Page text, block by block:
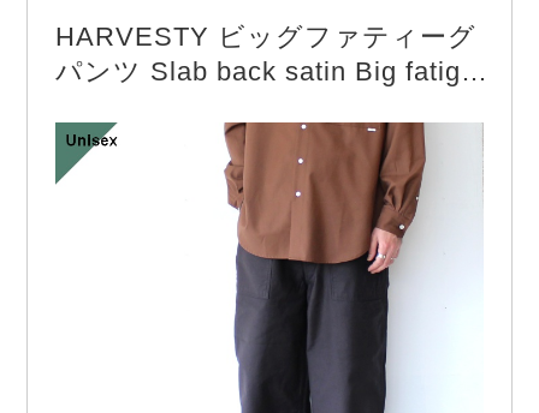
のギャバジン。 テロっとした滑らかな質感の中…
HARVESTY ビッグファティーグ
パンツ Slab back satin Big fatigu